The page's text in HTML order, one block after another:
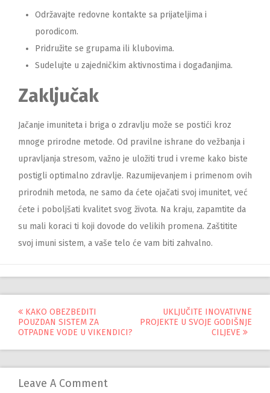
Održavajte redovne kontakte sa prijateljima i
porodicom.
Pridružite se grupama ili klubovima.
Sudelujte u zajedničkim aktivnostima i događanjima.
Zaključak
Jačanje imuniteta i briga o zdravlju može se postići kroz
mnoge prirodne metode. Od pravilne ishrane do vežbanja i
upravljanja stresom, važno je uložiti trud i vreme kako biste
postigli optimalno zdravlje. Razumijevanjem i primenom ovih
prirodnih metoda, ne samo da ćete ojačati svoj imunitet, već
ćete i poboljšati kvalitet svog života. Na kraju, zapamtite da
su mali koraci ti koji dovode do velikih promena. Zaštitite
svoj imuni sistem, a vaše telo će vam biti zahvalno.
Управљање
објавама
KAKO OBEZBEDITI
POUZDAN SISTEM ZA
OTPADNE VODE U VIKENDICI?
UKLJUČITE INOVATIVNE
PROJEKTE U SVOJE GODIŠNJE
CILJEVE
Leave A Comment